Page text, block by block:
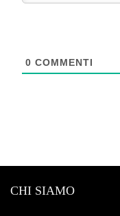
0 COMMENTI
CHI SIAMO